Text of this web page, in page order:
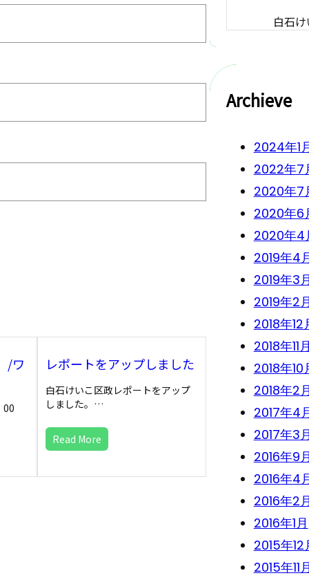
/ワ
00
レポートをアップしました
白石けいこ区政レポートをアップ
しました。…
Read More
白石
Archieve
2024年1
2022年7
2020年7
2020年6
2020年4
2019年4
2019年3月
2019年2月
2018年12
2018年11月
2018年10
2018年2月
2017年4
2017年3月
2016年9月
2016年4
2016年2月
2016年1月
2015年12
2015年11月